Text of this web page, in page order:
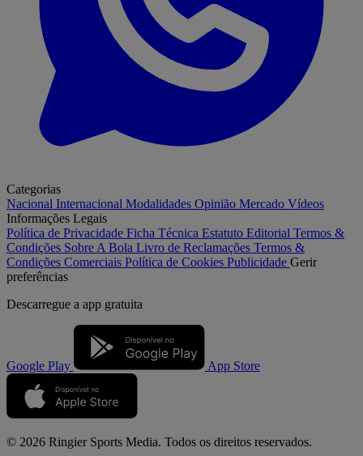
Categorias
Nacional Internacional Modalidades Opinião Mercado Vídeos
Informações Legais
Política de Privacidade Ficha Técnica Estatuto Editorial Termos &
Condições Sobre A Bola Livro de Reclamações Termos &
Condições Comerciais Política de Cookies Publicidade Gerir
preferências
Descarregue a app gratuita
Google Play App Store
© 2026 Ringier Sports Media. Todos os direitos reservados.